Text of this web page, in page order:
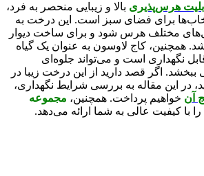
هرس‌پذیری بالا و زیبایی منحصر به فرد،
برای فضای سبز است. این درخت به
مختلف هرس شود و برای ساخت دیوار
همچنین، کاج لاوسون به عنوان یک گیاه
قابل نگهداری است و می‌تواند جلوه‌ای
اگر قصد دارید از این درخت زیبا در
در این مقاله به بررسی شرایط نگهداری،
آن خواهیم پرداخت. همچنین، مجموعه
با کیفیت عالی به شما ارائه می‌دهد.